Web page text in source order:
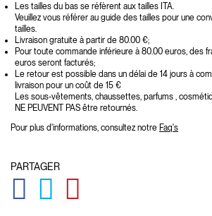
Les tailles du bas se réfèrent aux tailles ITA.
Veuillez vous référer au guide des tailles pour une
tailles.
Livraison gratuite à partir de 80.00 €;
Pour toute commande inférieure à 80.00 euros, des
euros seront facturés;
Le retour est possible dans un délai de 14 jours à
livraison pour un coût de 15 €
Les sous-vêtements, chaussettes, parfums ,
NE PEUVENT PAS être retournés.
Pour plus d'informations, consultez notre Faq's
PARTAGER